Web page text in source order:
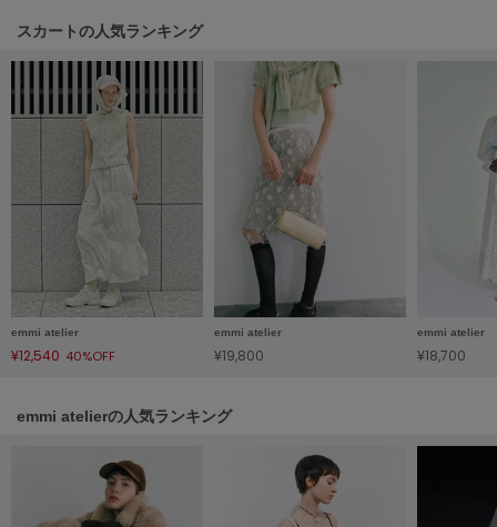
HUNTER
ハンター
HOKA ONEONE
ホカ オネオネ
キーン
LAATO
ラート
le
le coq sportif
レスポートサック
スカートの人気ランキング
emmi atelier
¥12,540 40%OFF
emmi atelier
¥19,800
emmi atelier
¥18,700
emmi atelierの人気ランキング